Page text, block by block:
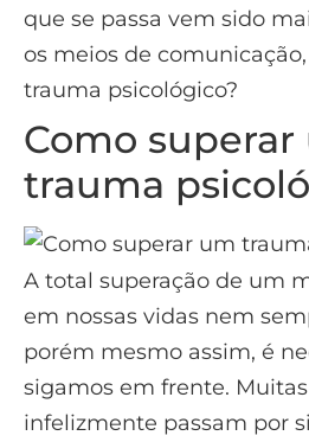
que se passa vem sido
os meios de
trauma psicológico?
Como superar
trauma
A total superação de um
em nossas vidas nem
porém mesmo assim, é
sigamos em frente.
infelizmente passam por